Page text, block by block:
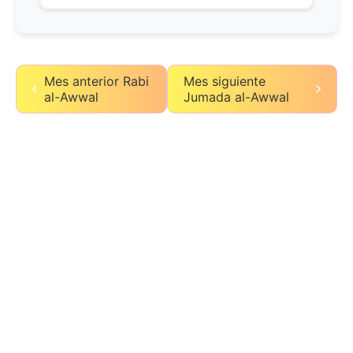
Mes anterior Rabi
al-Awwal
Mes siguiente
Jumada al-Awwal